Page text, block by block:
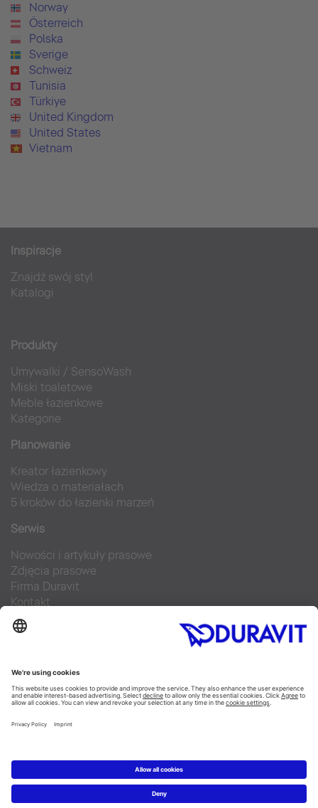
Norway
Österreich
Polska
Sverige
Schweiz
Tunisia
Türkiye
United Kingdom
United States
Vietnam
Inspiracje
Znajdź swój styl
Katalogi
Produkty
Umywalki / SensoWash
Miski toaletowe
Meble łazienkowe
Kategorie
Planowanie
Kreator łazienkowy
Wiedza o materiałach
5 kroków do łazienki marzeń
Serwis
Nowości i artykuły prasowe
Zdjęcia prasowe
Firma Duravit
Kontakt
Najczęściej zadawane pytania
Facebook
Instagram
Pinterest
Blog
YouTube
Copyright © 2026 Duravit AG
Imprint|Polityka prywatności|Ustawienia plików cookie